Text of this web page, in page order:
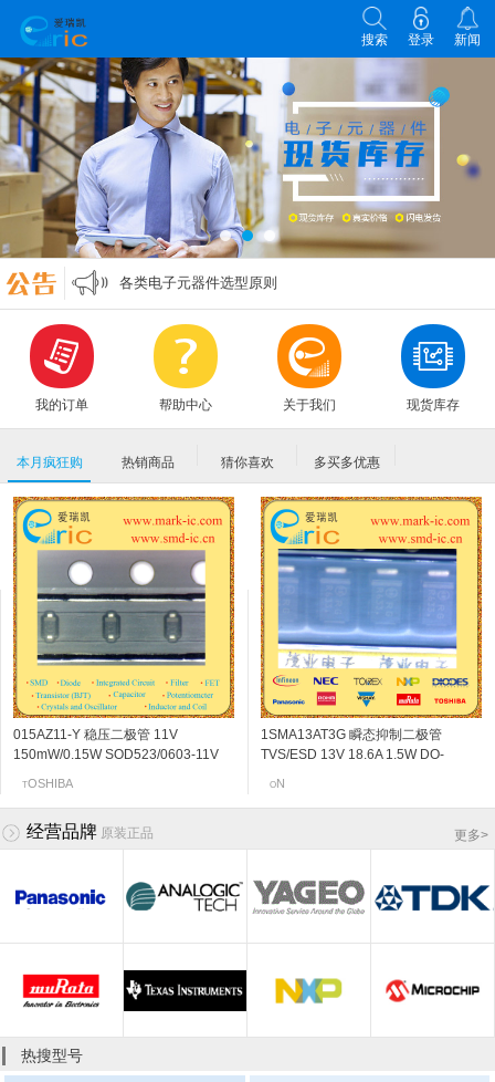
新闻
登录
搜索
各类电子元器件选型原则
零欧姆电阻的作用
万能表实用口诀
MLCC各大原厂命名规则编码规格大全
各类电子元器件选型原则
我的订单 帮助中心 关于我们 现货库存
本月疯狂购 热销商品 猜你喜欢 多买多优惠
015AZ11-Y 稳压二极管 11V
150mW/0.15W SOD523/0603-11V
TOSHIBA
1SMA13AT3G 瞬态抑制二极管
TVS/ESD 13V 18.6A 1.5W DO-
ON
BF776 NPN三极管 13V 50mA 46Ghz
180 SOT-343 marking/标记 R3s 高性
INFINEON
2SC5108-Y NPN三极管 20V 30mA
6Ghz 120~240 SOT-523/SSM
TOSHIBA
FA1L3Z 带阻NPN三极管 60V
100mA/0.1A 4.7k 增益100-600 SOT-
NEC
FA1L3Z 带阻NPN三极管 60V
100mA/0.1A 4.7k 增益100-600 SOT-
NEC
2SK210-GR N沟道结型场效应管 18v
6~14mA SOT-23 marking/标记 YG
TOSHIBA
2SK3230 N沟道结型场效应管 20v
0.06~0.11mA SOT-523 marking/标记
NEC
更多>
经营品牌 原装正品
热搜型号